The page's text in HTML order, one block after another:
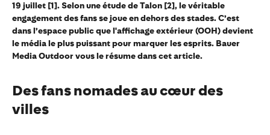
19 juillet [1]. Selon une étude de Talon [2], le véritable
engagement des fans se joue en dehors des stades. C’est
dans l’espace public que l'affichage extérieur (OOH) devient
le média le plus puissant pour marquer les esprits. Bauer
Media Outdoor vous le résume dans cet article.
Des fans nomades au cœur des
villes